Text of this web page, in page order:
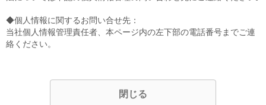
◆個人情報に関するお問い合せ先：
当社個人情報管理責任者、本ページ内の左下部の電話番号までご連
絡ください。
閉じる